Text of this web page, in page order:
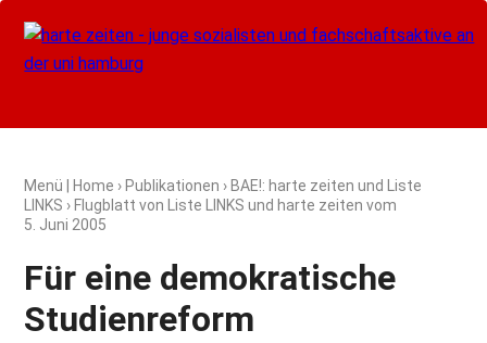
Menü Home › Publikationen › BAE!: harte zeiten und Liste
LINKS › Flugblatt von Liste LINKS und harte zeiten vom
5. Juni 2005
Für eine demokratische
Studienreform